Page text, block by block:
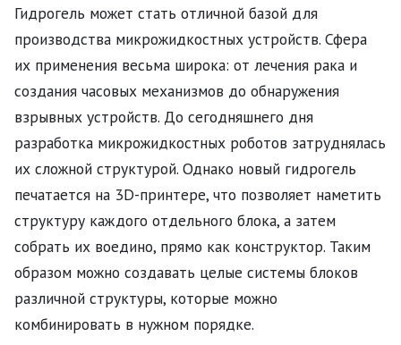
Гидрогель может стать отличной базой для
производства микрожидкостных устройств. Сфера
их применения весьма широка: от лечения рака и
создания часовых механизмов до обнаружения
взрывных устройств. До сегодняшнего дня
разработка микрожидкостных роботов затруднялась
их сложной структурой. Однако новый гидрогель
печатается на 3D-принтере, что позволяет наметить
структуру каждого отдельного блока, а затем
собрать их воедино, прямо как конструктор. Таким
образом можно создавать целые системы блоков
различной структуры, которые можно
комбинировать в нужном порядке.